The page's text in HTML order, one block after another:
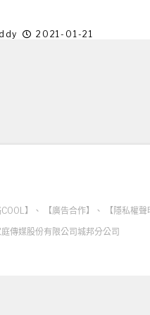
2021-01-21
】 、 【廣告合作】 、
【隱私權
傳媒股份有限公司城邦分公司